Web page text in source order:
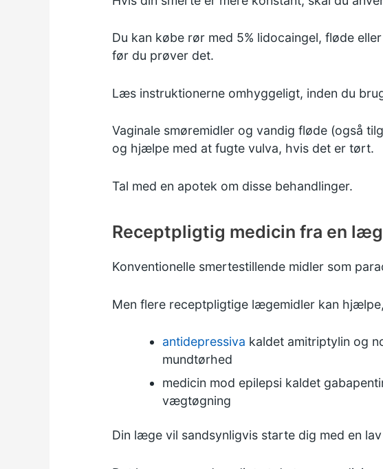
Du kan købe rør med 5% lidocaingel, fløde
før du prøver det.
Læs instruktionerne omhyggeligt, inden du
Vaginale smøremidler og vandig fløde (også
og hjælpe med at fugte vulva, hvis det er tørt.
Tal med en apotek om disse behandlinger.
Receptpligtig medicin fra en
Konventionelle smertestillende midler som
Men flere receptpligtige lægemidler kan
antidepressiva kaldet amitriptylin og
mundtørhed
medicin mod epilepsi kaldet
vægtøgning
Din læge vil sandsynligvis starte dig med en